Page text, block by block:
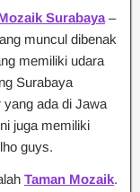
Surabaya –
muncul dibenak
memiliki udara
Surabaya
ada di Jawa
juga memiliki
guys.
Taman Mozaik.